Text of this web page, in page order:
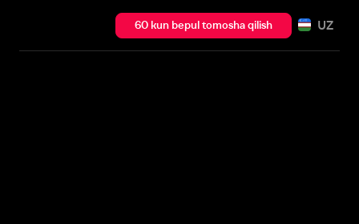
60 kun bepul tomosha qilish UZ